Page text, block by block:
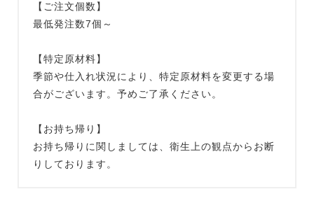
【ご注文個数】
最低発注数7個～
【特定原材料】
季節や仕入れ状況により、特定原材料を変更する場
合がございます。予めご了承ください。
【お持ち帰り】
お持ち帰りに関しましては、衛生上の観点からお断
りしております。